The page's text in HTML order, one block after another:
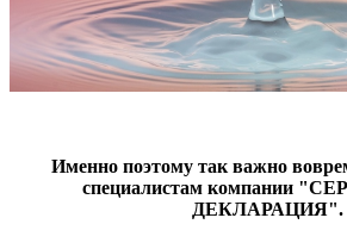
Именно поэтому так важно
специалистам компании
ДЕКЛАРАЦИЯ".